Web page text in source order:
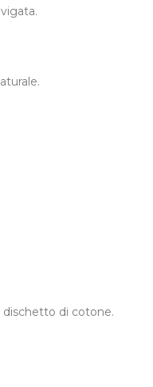
dischetto di cotone.